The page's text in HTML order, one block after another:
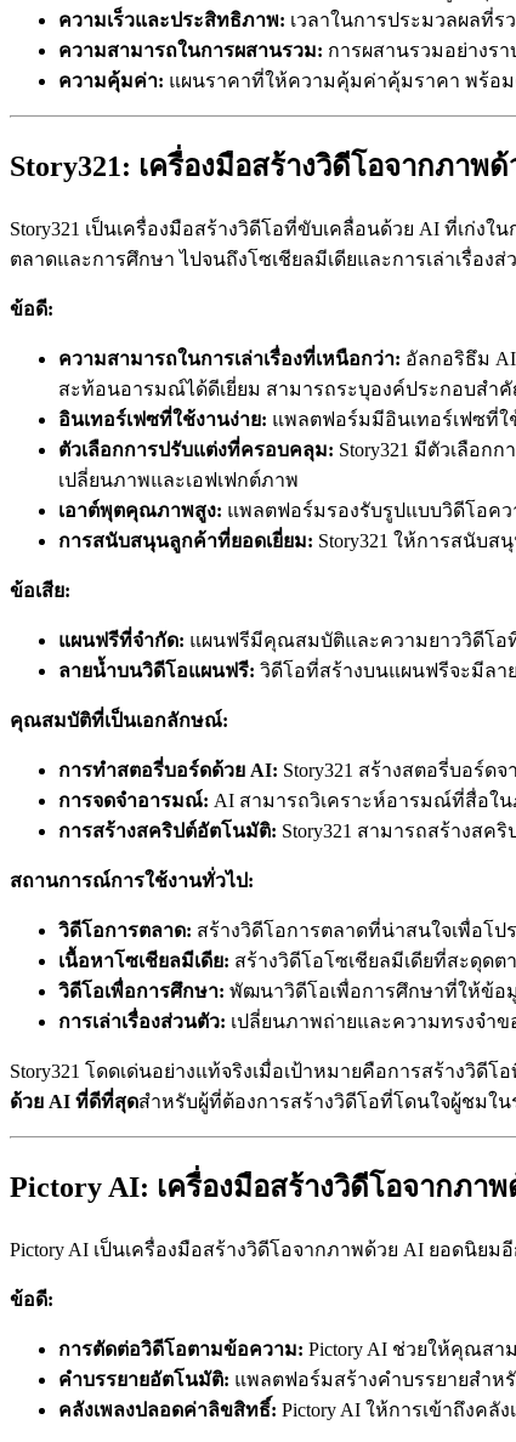
ความเร็วและประสิทธิภาพ: เวลาในการประมวลผลที่
ความสามารถในการผสานรวม: การผสานรวมอย่างร
ความคุ้มค่า: แผนราคาที่ให้ความคุ้มค่าคุ้มราคา พร้อ
Story321: เครื่องมือสร้างวิดีโอจากภาพ
Story321 เป็นเครื่องมือสร้างวิดีโอที่ขับเคลื่อนด้วย AI ที่เก่ง
ตลาดและการศึกษา ไปจนถึงโซเชียลมีเดียและการเล่าเรื่องส่
ข้อดี:
ความสามารถในการเล่าเรื่องที่เหนือกว่า: อัลกอริธึม AI
สะท้อนอารมณ์ได้ดีเยี่ยม สามารถระบุองค์ประกอบสำ
อินเทอร์เฟซที่ใช้งานง่าย: แพลตฟอร์มมีอินเทอร์เฟซที่ใ
ตัวเลือกการปรับแต่งที่ครอบคลุม: Story321 มีตัวเลือก
เปลี่ยนภาพและเอฟเฟกต์ภาพ
เอาต์พุตคุณภาพสูง: แพลตฟอร์มรองรับรูปแบบวิดีโอค
การสนับสนุนลูกค้าที่ยอดเยี่ยม: Story321 ให้การสนับ
ข้อเสีย:
แผนฟรีที่จำกัด: แผนฟรีมีคุณสมบัติและความยาววิดีโอ
ลายน้ำบนวิดีโอแผนฟรี: วิดีโอที่สร้างบนแผนฟรีจะมีลาย
คุณสมบัติที่เป็นเอกลักษณ์:
การทำสตอรี่บอร์ดด้วย AI: Story321 สร้างสตอรี่บอร์
การจดจำอารมณ์: AI สามารถวิเคราะห์อารมณ์ที่สื่อใ
การสร้างสคริปต์อัตโนมัติ: Story321 สามารถสร้างสค
สถานการณ์การใช้งานทั่วไป:
วิดีโอการตลาด: สร้างวิดีโอการตลาดที่น่าสนใจเพื่อ
เนื้อหาโซเชียลมีเดีย: สร้างวิดีโอโซเชียลมีเดียที่สะดุดต
วิดีโอเพื่อการศึกษา: พัฒนาวิดีโอเพื่อการศึกษาที่ให้ข้อ
การเล่าเรื่องส่วนตัว: เปลี่ยนภาพถ่ายและความทรงจำ
Story321 โดดเด่นอย่างแท้จริงเมื่อเป้าหมายคือการสร้างวิดี
ด้วย AI ที่ดีที่สุดสำหรับผู้ที่ต้องการสร้างวิดีโอที่โดนใจผู้ชมใ
Pictory AI: เครื่องมือสร้างวิดีโอจากภา
Pictory AI เป็นเครื่องมือสร้างวิดีโอจากภาพด้วย AI ยอดนิ
ข้อดี:
การตัดต่อวิดีโอตามข้อความ: Pictory AI ช่วยให้คุณสา
คำบรรยายอัตโนมัติ: แพลตฟอร์มสร้างคำบรรยายสำห
คลังเพลงปลอดค่าลิขสิทธิ์: Pictory AI ให้การเข้าถึงค